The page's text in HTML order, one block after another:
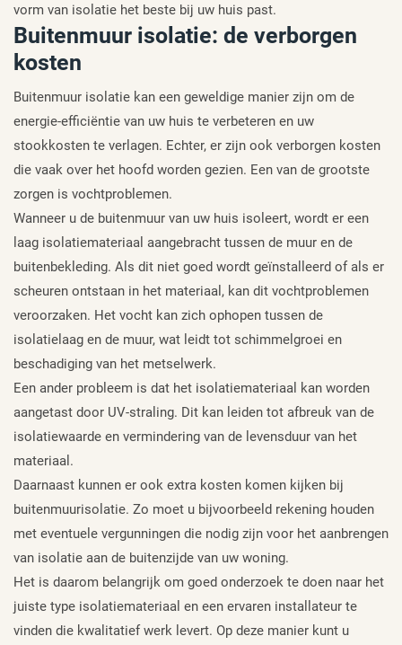
vorm van isolatie het beste bij uw huis past.
Buitenmuur isolatie: de verborgen
kosten
Buitenmuur isolatie kan een geweldige manier zijn om de
energie-efficiëntie van uw huis te verbeteren en uw
stookkosten te verlagen. Echter, er zijn ook verborgen kosten
die vaak over het hoofd worden gezien. Een van de grootste
zorgen is vochtproblemen.
Wanneer u de buitenmuur van uw huis isoleert, wordt er een
laag isolatiemateriaal aangebracht tussen de muur en de
buitenbekleding. Als dit niet goed wordt geïnstalleerd of als er
scheuren ontstaan in het materiaal, kan dit vochtproblemen
veroorzaken. Het vocht kan zich ophopen tussen de
isolatielaag en de muur, wat leidt tot schimmelgroei en
beschadiging van het metselwerk.
Een ander probleem is dat het isolatiemateriaal kan worden
aangetast door UV-straling. Dit kan leiden tot afbreuk van de
isolatiewaarde en vermindering van de levensduur van het
materiaal.
Daarnaast kunnen er ook extra kosten komen kijken bij
buitenmuurisolatie. Zo moet u bijvoorbeeld rekening houden
met eventuele vergunningen die nodig zijn voor het aanbrengen
van isolatie aan de buitenzijde van uw woning.
Het is daarom belangrijk om goed onderzoek te doen naar het
juiste type isolatiemateriaal en een ervaren installateur te
vinden die kwalitatief werk levert. Op deze manier kunt u